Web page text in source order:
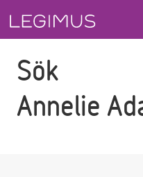
Sök
Annelie